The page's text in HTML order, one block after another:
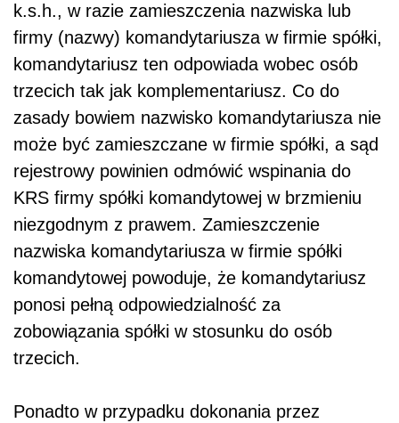
k.s.h., w razie zamieszczenia nazwiska lub
firmy (nazwy) komandytariusza w firmie spółki,
komandytariusz ten odpowiada wobec osób
trzecich tak jak komplementariusz. Co do
zasady bowiem nazwisko komandytariusza nie
może być zamieszczane w firmie spółki, a sąd
rejestrowy powinien odmówić wspinania do
KRS firmy spółki komandytowej w brzmieniu
niezgodnym z prawem. Zamieszczenie
nazwiska komandytariusza w firmie spółki
komandytowej powoduje, że komandytariusz
ponosi pełną odpowiedzialność za
zobowiązania spółki w stosunku do osób
trzecich.
Ponadto w przypadku dokonania przez